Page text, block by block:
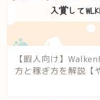
【暇人向け】
方と稼ぎ方を解説【